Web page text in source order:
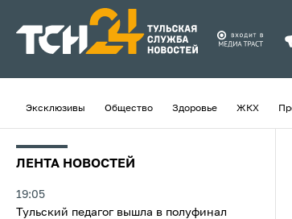
Эксклюзивы Общество Здоровье ЖКХ
ЛЕНТА НОВОСТЕЙ
19:05
Тульский педагог вышла в полуфинал